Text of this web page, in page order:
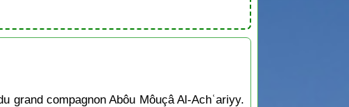
grand compagnon Abôu Môuçâ Al-Achʿariyy.